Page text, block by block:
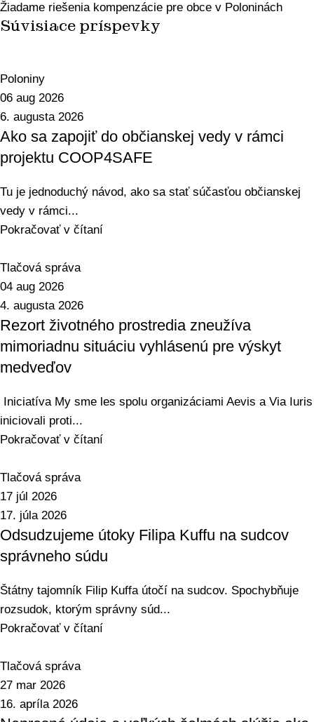
Žiadame riešenia kompenzácie pre obce v Poloninách
Súvisiace príspevky
Poloniny
06 aug 2026
6. augusta 2026
Ako sa zapojiť do občianskej vedy v rámci
projektu COOP4SAFE
Tu je jednoduchý návod, ako sa stať súčasťou občianskej
vedy v rámci...
Pokračovať v čítaní
Tlačová správa
04 aug 2026
4. augusta 2026
Rezort životného prostredia zneužíva
mimoriadnu situáciu vyhlásenú pre výskyt
medveďov
Iniciatíva My sme les spolu organizáciami Aevis a Via Iuris
iniciovali proti...
Pokračovať v čítaní
Tlačová správa
17 júl 2026
17. júla 2026
Odsudzujeme útoky Filipa Kuffu na sudcov
správneho súdu
Štátny tajomník Filip Kuffa útočí na sudcov. Spochybňuje
rozsudok, ktorým správny súd...
Pokračovať v čítaní
Tlačová správa
27 mar 2026
16. apríla 2026